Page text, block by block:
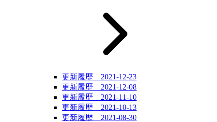
更新履歴 2021-12-23
更新履歴 2021-12-08
更新履歴 2021-11-10
更新履歴 2021-10-13
更新履歴 2021-08-30